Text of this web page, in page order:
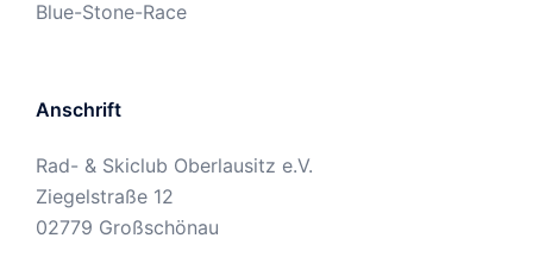
Blue-Stone-Race
Anschrift
Rad- & Skiclub Oberlausitz e.V.
Ziegelstraße 12
02779 Großschönau